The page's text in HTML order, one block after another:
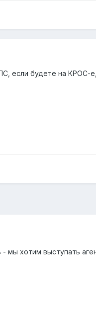
если будете на
мы хотим выступать